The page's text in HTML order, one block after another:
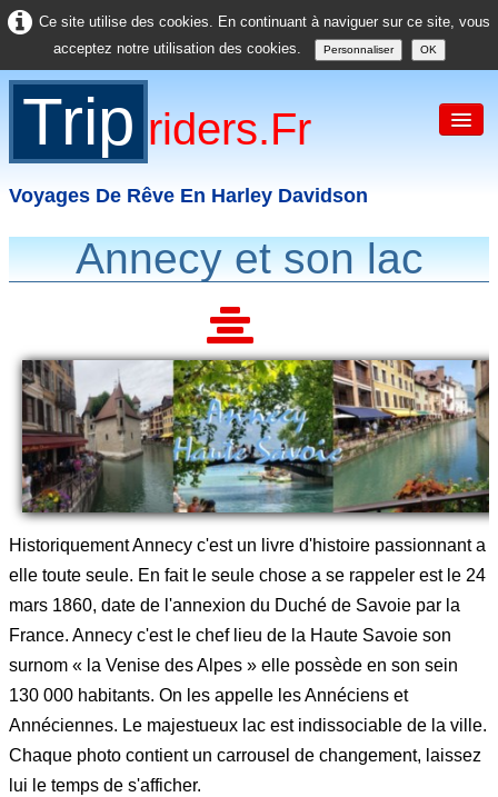
Ce site utilise des cookies. En continuant à naviguer sur ce site, vous
acceptez notre utilisation des cookies.
Personnaliser OK
Trip Riders.fr
Voyages De Rêve En Harley Davidson
Accueil
USA
Asie
Divers
Annecy et son lac
Historiquement Annecy c'est un livre d'histoire passionnant a
elle toute seule. En fait le seule chose a se rappeler est le 24
mars 1860, date de l'annexion du Duché de Savoie par la
France. Annecy c'est le chef lieu de la Haute Savoie son
surnom « la Venise des Alpes » elle possède en son sein
130 000 habitants. On les appelle les Annéciens et
Annéciennes. Le majestueux lac est indissociable de la ville.
Chaque photo contient un carrousel de changement, laissez
lui le temps de s'afficher.